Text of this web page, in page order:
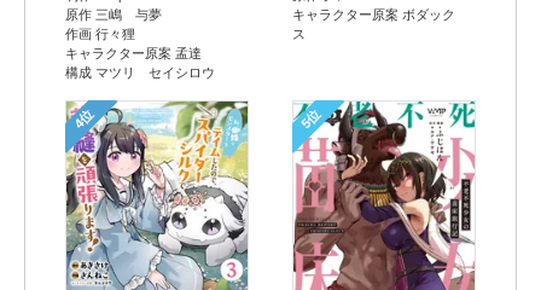
原作 三嶋 与夢
作画 行々狸
キャラクター原案 孟達
構成 マツリ セイシロウ
キャラクター原案 ボダック
ス
4位 5位